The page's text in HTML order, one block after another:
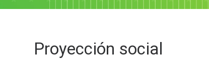
Proyección social